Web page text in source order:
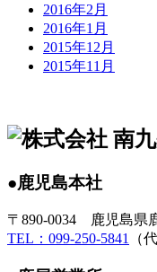
2016年2月
2016年1月
2015年12月
2015年11月
●鹿児島本社
〒890-0034 鹿児島県
TEL：099-250-5841
（